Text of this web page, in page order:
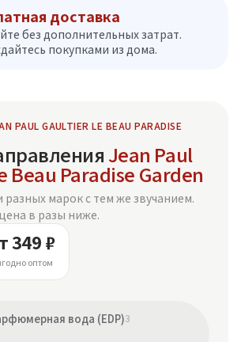
доставка
без дополнительных затрат.
покупками из дома.
PAUL GAULTIER LE BEAU PARADISE
Jean Paul
Beau Paradise Garden
марок с тем же звучанием.
в разы ниже.
349 ₽
оптом
вода (EDP)3